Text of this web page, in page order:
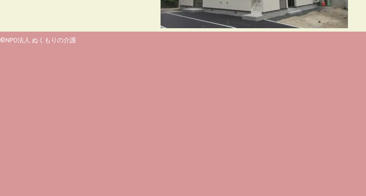
©NPO法人 ぬくもりの介護